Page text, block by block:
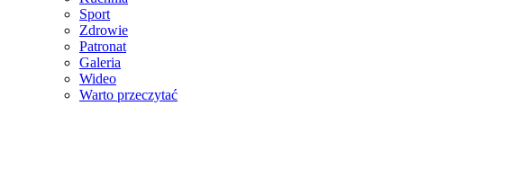
Sport
Zdrowie
Patronat
Galeria
Wideo
Warto przeczytać